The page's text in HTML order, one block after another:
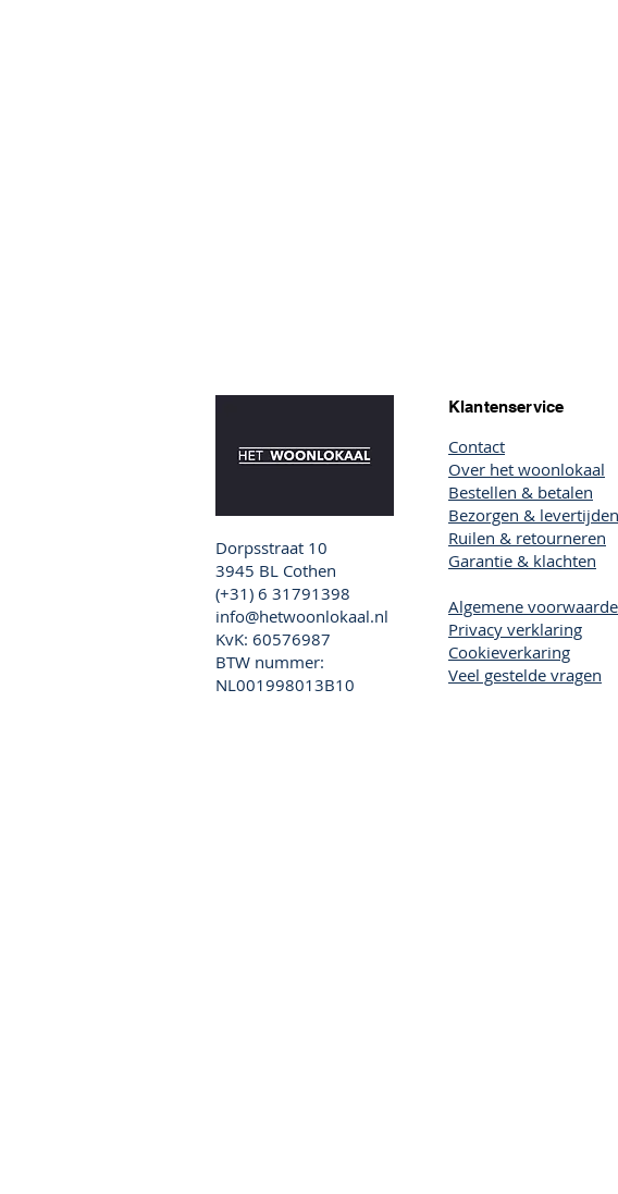
Dorpsstraat 10
3945 BL Cothen
(+31) 6 31791398
info@hetwoonlokaal.nl
KvK: 60576987
BTW nummer:
NL001998013B10
Klantenservice
Contact
Over het woonlokaal
Bestellen & betalen
Bezorgen & levertijden
Ruilen & retourneren
Garantie & klachten
Algemene
Privacy verklaring
Cookieverkaring
Veel gestelde vragen